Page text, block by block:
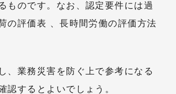
ものです。なお、認定要件には過
の評価表 、長時間労働の評価方法
、業務災害を防ぐ上で参考になる
認するとよいでしょう。